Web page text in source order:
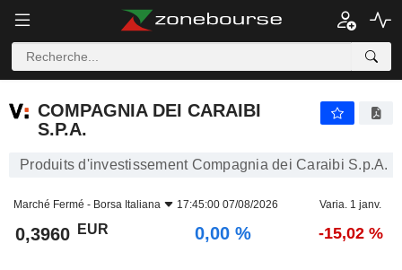
COMPAGNIA DEI CARAIBI
S.P.A.
Produits d'investissement Compagnia dei Caraibi S.p.A.
Marché Fermé - Borsa Italiana 17:45:00 07/08/2026 Varia. 1 janv.
0,3960 EUR 0,00 % -15,02 %